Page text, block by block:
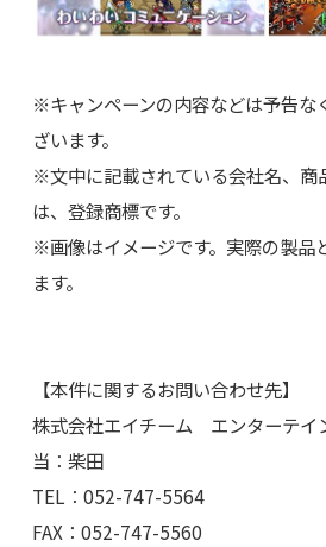
※キャンペーンの内容などは予告な
ざいます。
※文中に記載されている会社名、商
は、登録商標です。
※画像はイメージです。実際の製品
ます。
【本件に関するお問い合わせ先】
株式会社エイチーム エンターテ
当：柴田
TEL：052-747-5564
FAX：052-747-5560